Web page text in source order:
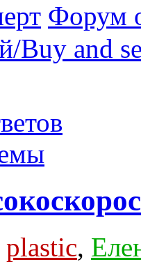
Форум
Buy and
plastic,